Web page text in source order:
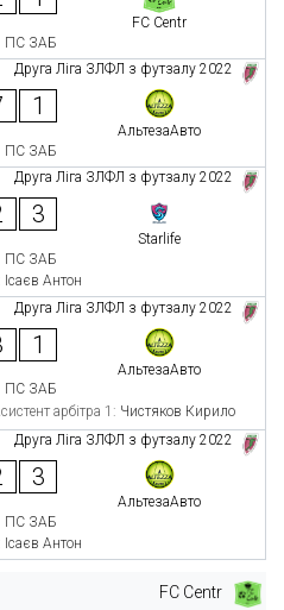
FC Centr
ПС ЗАБ
Друга Ліга ЗЛФЛ з футзалу 2022
1
АльтезаАвто
ПС ЗАБ
Друга Ліга ЗЛФЛ з футзалу 2022
3
Starlife
ПС ЗАБ
Ісаєв Антон
Друга Ліга ЗЛФЛ з футзалу 2022
1
АльтезаАвто
ПС ЗАБ
арбітра 1: Чистяков Кирило
Друга Ліга ЗЛФЛ з футзалу 2022
3
АльтезаАвто
ПС ЗАБ
Ісаєв Антон
FC Centr